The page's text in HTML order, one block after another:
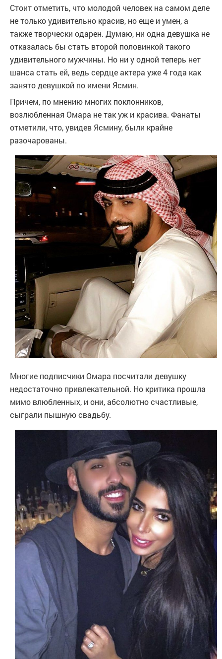
Стоит отметить, что молодой человек на самом деле
не только удивительно красив, но еще и умен, а
также творчески одарен. Думаю, ни одна девушка не
отказалась бы стать второй половинкой такого
удивительного мужчины. Но ни у одной теперь нет
шанса стать ей, ведь сердце актера уже 4 года как
занято девушкой по имени Ясмин.
Причем, по мнению многих поклонников,
возлюбленная Омара не так уж и красива. Фанаты
отметили, что, увидев Ясмину, были крайне
разочарованы.
Многие подписчики Омара посчитали девушку
недостаточно привлекательной. Но критика прошла
мимо влюбленных, и они, абсолютно счастливые,
сыграли пышную свадьбу.